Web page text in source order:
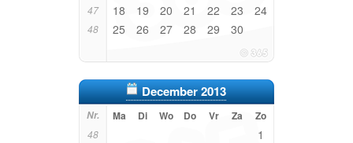
47 18 19 20 21 22 23 24
48 25 26 27 28 29 30
December 2013
Nr. Ma Di Wo Do Vr Za Zo
48 1